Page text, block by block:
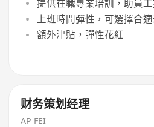
提供在職專業培訓，助員
上班時間彈性，可選擇合
額外津貼，彈性花紅
财务策划经理
AP FEI